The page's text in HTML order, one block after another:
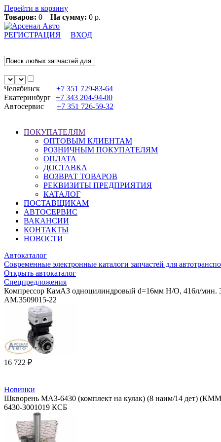
Перейти в корзину
Товаров: 0 На сумму: 0 р.
РЕГИСТРАЦИЯ ВХОД
Челябинск +7 351 729-83-64
Екатеринбург +7 343 204-94-00
Автосервис
+7 351 726-59-32
ПОКУПАТЕЛЯМ
ОПТОВЫМ КЛИЕНТАМ
РОЗНИЧНЫМ ПОКУПАТЕЛЯМ
ОПЛАТА
ДОСТАВКА
ВОЗВРАТ ТОВАРОВ
РЕКВИЗИТЫ ПРЕДПРИЯТИЯ
КАТАЛОГ
ПОСТАВЩИКАМ
АВТОСЕРВИС
ВАКАНСИИ
КОНТАКТЫ
НОВОСТИ
Автокаталог
Современные электронные каталоги запчастей для
Открыть автокаталог
Спецпредложения
Компрессор КамАЗ одноцилиндровый d=16мм Н/О, 416л/
АМ.3509015-22
16 722 ₽
Новинки
Шкворень МАЗ-6430 (комплект на кулак) (8 наим/14 дет)
6430-3001019 КСБ